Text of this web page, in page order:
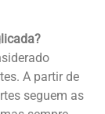
A partir de
seguem as